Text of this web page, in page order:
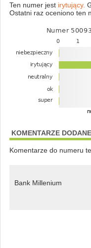
Ten numer jest irytujący.
Ostatni raz oceniono ten
KOMENTARZE
Komentarze do numeru
Bank Millenium